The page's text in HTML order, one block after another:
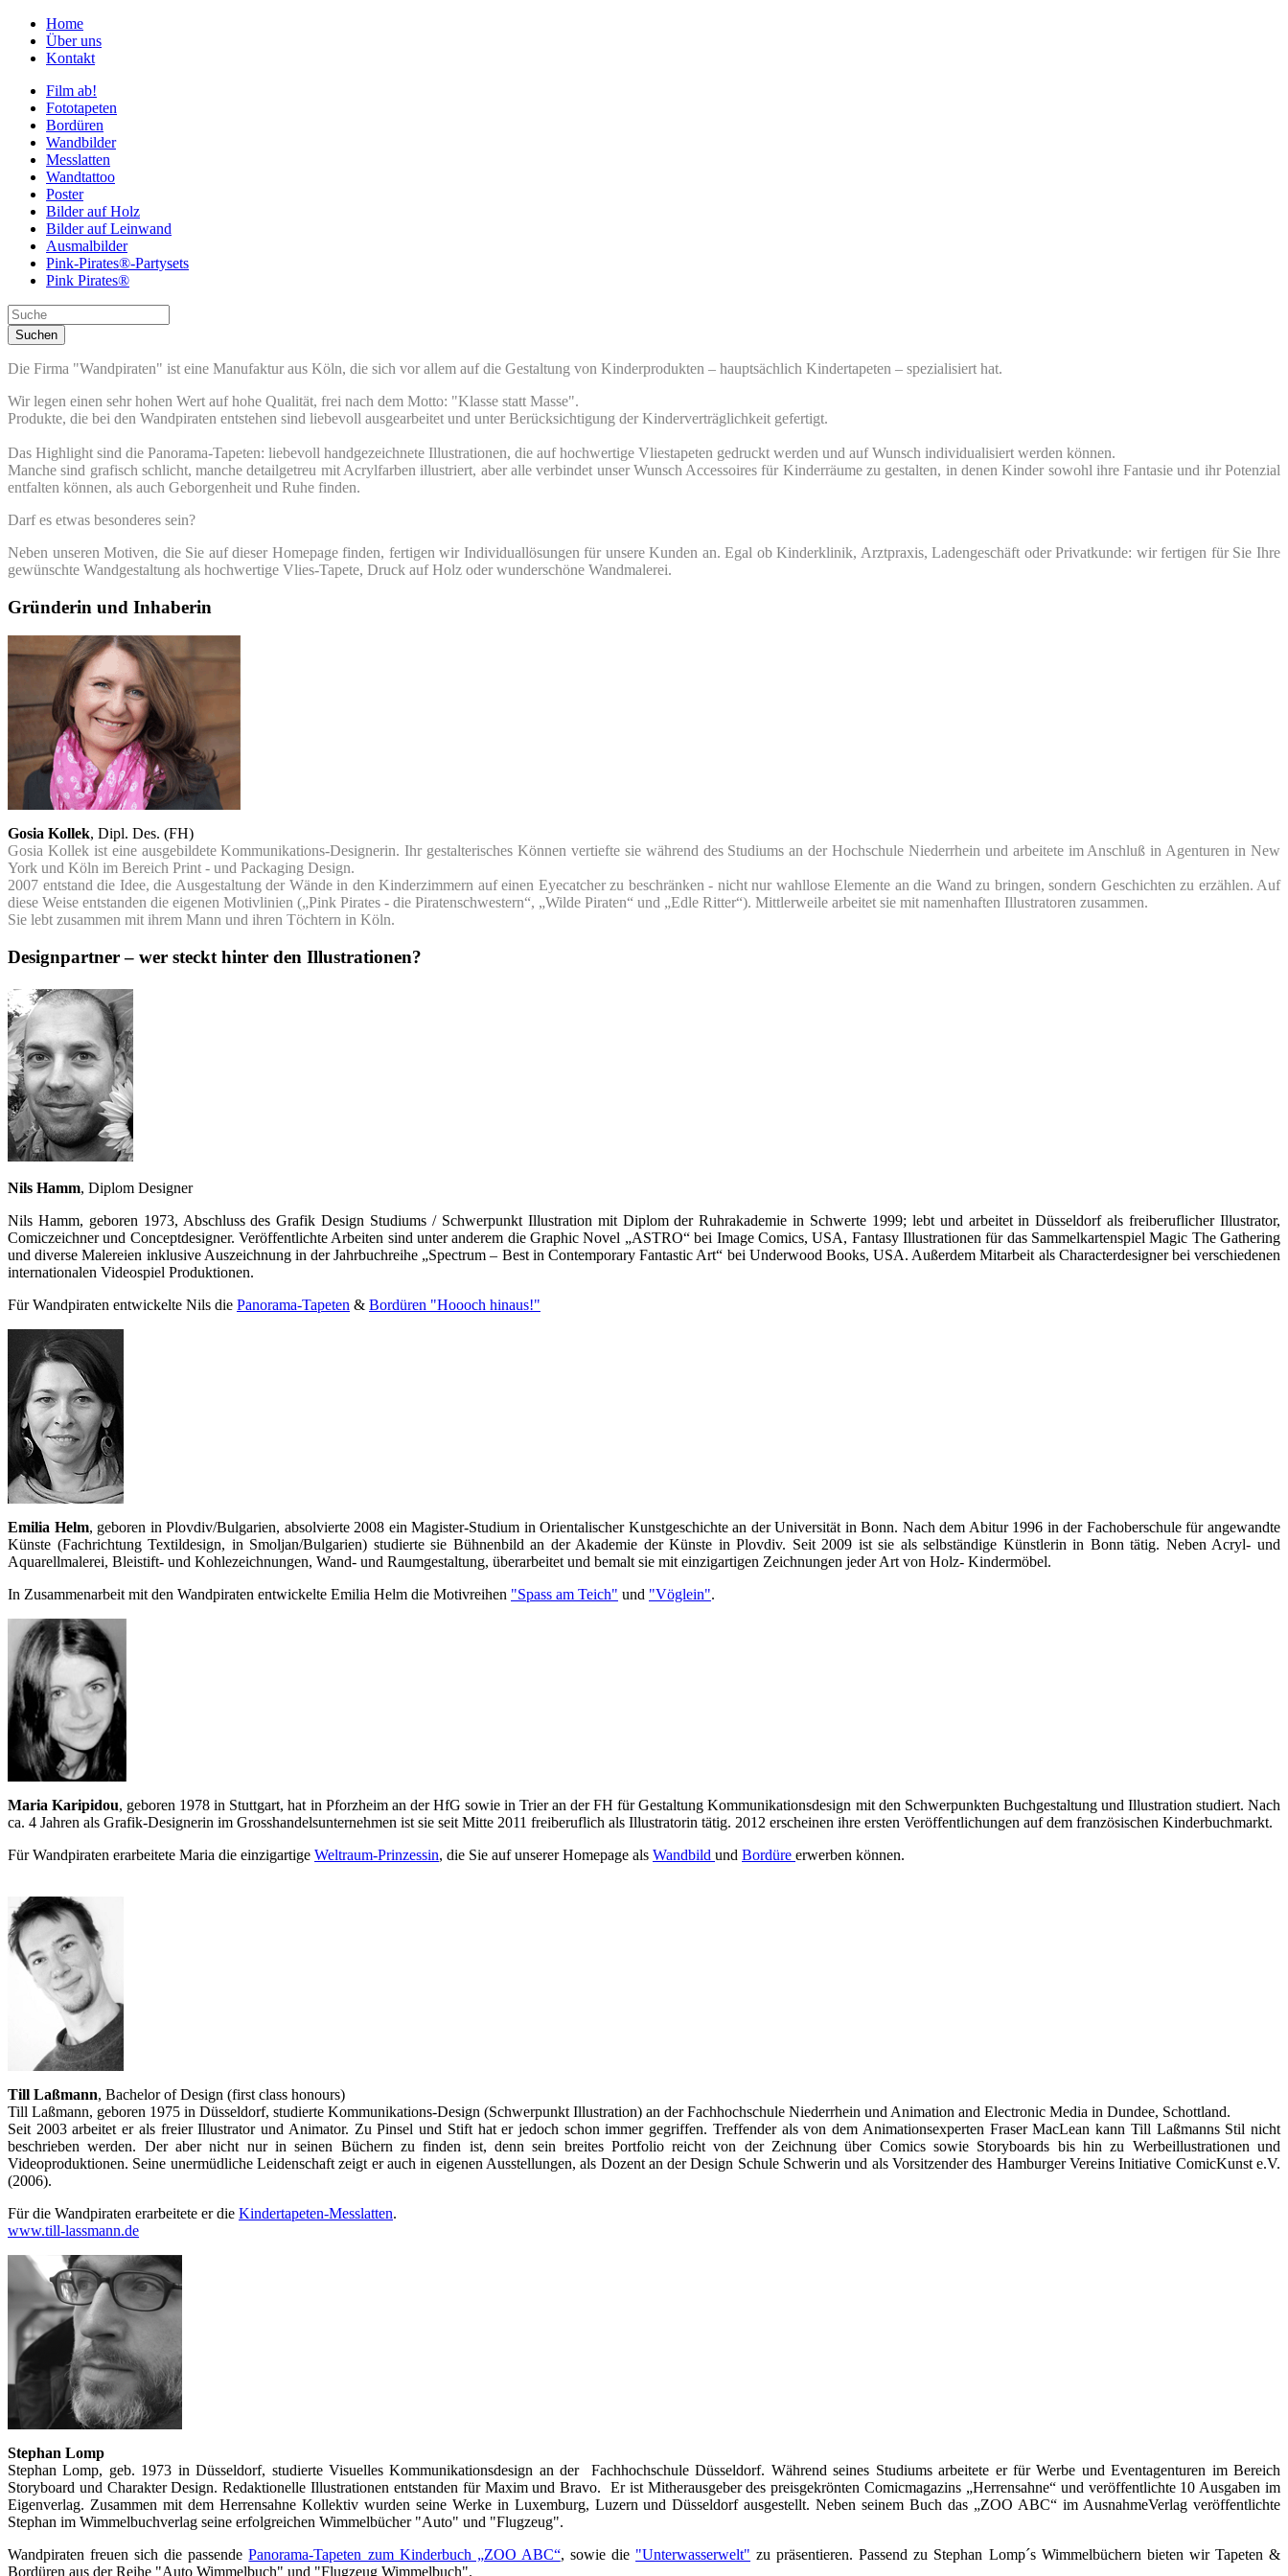
Home
Über uns
Kontakt
Film ab!
Fototapeten
Bordüren
Wandbilder
Messlatten
Wandtattoo
Poster
Bilder auf Holz
Bilder auf Leinwand
Ausmalbilder
Pink-Pirates®-Partysets
Pink Pirates®
Die Firma "Wandpiraten" ist eine Manufaktur aus Köln, die sich vor allem auf die Gestaltung von Kinderprodukten – hauptsächlich Kindertapeten – spezialisiert hat.
Wir legen einen sehr hohen Wert auf hohe Qualität, frei nach dem Motto: "Klasse statt Masse".
Produkte, die bei den Wandpiraten entstehen sind liebevoll ausgearbeitet und unter Berücksichtigung der Kinderverträglichkeit gefertigt.
Das Highlight sind die Panorama-Tapeten: liebevoll handgezeichnete Illustrationen, die auf hochwertige Vliestapeten gedruckt werden und auf Wunsch individualisiert werden können.
Manche sind grafisch schlicht, manche detailgetreu mit Acrylfarben illustriert, aber alle verbindet unser Wunsch Accessoires für Kinderräume zu gestalten, in denen Kinder sowohl ihre Fantasie und ihr Potenzial
entfalten können, als auch Geborgenheit und Ruhe finden.
Darf es etwas besonderes sein?
Neben unseren Motiven, die Sie auf dieser Homepage finden, fertigen wir Individuallösungen für unsere Kunden an. Egal ob Kinderklinik, Arztpraxis, Ladengeschäft oder Privatkunde: wir fertigen für Sie Ihre
gewünschte Wandgestaltung als hochwertige Vlies-Tapete, Druck auf Holz oder wunderschöne Wandmalerei.
Gründerin und Inhaberin
Gosia Kollek, Dipl. Des. (FH)
Gosia Kollek ist eine ausgebildete Kommunikations-Designerin. Ihr gestalterisches Können vertiefte sie während des Studiums an der Hochschule Niederrhein und arbeitete im Anschluß in Agenturen in New
York und Köln im Bereich Print - und Packaging Design.
2007 entstand die Idee, die Ausgestaltung der Wände in den Kinderzimmern auf einen Eyecatcher zu beschränken - nicht nur wahllose Elemente an die Wand zu bringen, sondern Geschichten zu erzählen. Auf
diese Weise entstanden die eigenen Motivlinien („Pink Pirates - die Piratenschwestern“, „Wilde Piraten“ und „Edle Ritter“). Mittlerweile arbeitet sie mit namenhaften Illustratoren zusammen.
Sie lebt zusammen mit ihrem Mann und ihren Töchtern in Köln.
Designpartner – wer steckt hinter den Illustrationen?
Nils Hamm, Diplom Designer
Nils Hamm, geboren 1973, Abschluss des Grafik Design Studiums / Schwerpunkt Illustration mit Diplom der Ruhrakademie in Schwerte 1999; lebt und arbeitet in Düsseldorf als freiberuflicher Illustrator,
Comiczeichner und Conceptdesigner. Veröffentlichte Arbeiten sind unter anderem die Graphic Novel „ASTRO“ bei Image Comics, USA, Fantasy Illustrationen für das Sammelkartenspiel Magic The Gathering
und diverse Malereien inklusive Auszeichnung in der Jahrbuchreihe „Spectrum – Best in Contemporary Fantastic Art“ bei Underwood Books, USA. Außerdem Mitarbeit als Characterdesigner bei verschiedenen
internationalen Videospiel Produktionen.
Für Wandpiraten entwickelte Nils die Panorama-Tapeten & Bordüren "Hoooch hinaus!"
Emilia Helm, geboren in Plovdiv/Bulgarien, absolvierte 2008 ein Magister-Studium in Orientalischer Kunstgeschichte an der Universität in Bonn. Nach dem Abitur 1996 in der Fachoberschule für angewandte
Künste (Fachrichtung Textildesign, in Smoljan/Bulgarien) studierte sie Bühnenbild an der Akademie der Künste in Plovdiv. Seit 2009 ist sie als selbständige Künstlerin in Bonn tätig. Neben Acryl- und
Aquarellmalerei, Bleistift- und Kohlezeichnungen, Wand- und Raumgestaltung, überarbeitet und bemalt sie mit einzigartigen Zeichnungen jeder Art von Holz- Kindermöbel.
In Zusammenarbeit mit den Wandpiraten entwickelte Emilia Helm die Motivreihen "Spass am Teich" und "Vöglein".
Maria Karipidou, geboren 1978 in Stuttgart, hat in Pforzheim an der HfG sowie in Trier an der FH für Gestaltung Kommunikationsdesign mit den Schwerpunkten Buchgestaltung und Illustration studiert. Nach
ca. 4 Jahren als Grafik-Designerin im Grosshandelsunternehmen ist sie seit Mitte 2011 freiberuflich als Illustratorin tätig. 2012 erscheinen ihre ersten Veröffentlichungen auf dem französischen Kinderbuchmarkt.
Für Wandpiraten erarbeitete Maria die einzigartige Weltraum-Prinzessin, die Sie auf unserer Homepage als Wandbild und Bordüre erwerben können.
Till Laßmann, Bachelor of Design (first class honours)
Till Laßmann, geboren 1975 in Düsseldorf, studierte Kommunikations-Design (Schwerpunkt Illustration) an der Fachhochschule Niederrhein und Animation and Electronic Media in Dundee, Schottland.
Seit 2003 arbeitet er als freier Illustrator und Animator. Zu Pinsel und Stift hat er jedoch schon immer gegriffen. Treffender als von dem Animationsexperten Fraser MacLean kann Till Laßmanns Stil nicht
beschrieben werden. Der aber nicht nur in seinen Büchern zu finden ist, denn sein breites Portfolio reicht von der Zeichnung über Comics sowie Storyboards bis hin zu Werbeillustrationen und
Videoproduktionen. Seine unermüdliche Leidenschaft zeigt er auch in eigenen Ausstellungen, als Dozent an der Design Schule Schwerin und als Vorsitzender des Hamburger Vereins Initiative ComicKunst e.V.
(2006).
Für die Wandpiraten erarbeitete er die Kindertapeten-Messlatten.
www.till-lassmann.de
Stephan Lomp
Stephan Lomp, geb. 1973 in Düsseldorf, studierte Visuelles Kommunikationsdesign an der Fachhochschule Düsseldorf. Während seines Studiums arbeitete er für Werbe und Eventagenturen im Bereich
Storyboard und Charakter Design. Redaktionelle Illustrationen entstanden für Maxim und Bravo. Er ist Mitherausgeber des preisgekrönten Comicmagazins „Herrensahne“ und veröffentlichte 10 Ausgaben im
Eigenverlag. Zusammen mit dem Herrensahne Kollektiv wurden seine Werke in Luxemburg, Luzern und Düsseldorf ausgestellt. Neben seinem Buch das „ZOO ABC“ im AusnahmeVerlag veröffentlichte
Stephan im Wimmelbuchverlag seine erfolgreichen Wimmelbücher "Auto" und "Flugzeug".
Wandpiraten freuen sich die passendePanorama-Tapeten zum Kinderbuch „ZOO ABC“, sowie die "Unterwasserwelt" zu präsentieren. Passend zu Stephan Lomp´s Wimmelbüchern bieten wir Tapeten &
Bordüren aus der Reihe "Auto Wimmelbuch" und "Flugzeug Wimmelbuch".